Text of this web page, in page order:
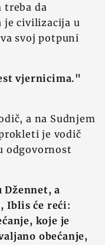
treba da
je civilizacija u
svoj potpuni
vjernicima."
a na Sudnjem
je vodič
odgovornost
a
Iblis će reći:
koje je
obećanje,